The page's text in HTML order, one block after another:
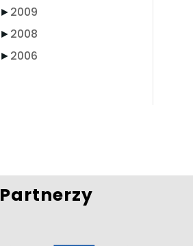
►2009
►2008
►2006
Partnerzy